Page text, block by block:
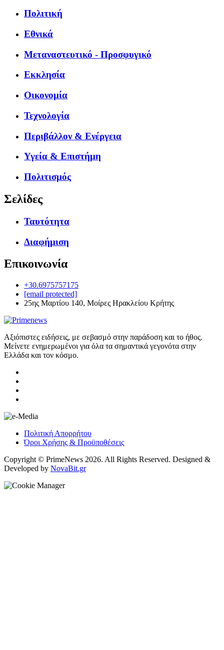
Πολιτική
Εθνικά
Μεταναστευτικό - Προσφυγικό
Εκκλησία
Οικονομία
Τεχνολογία
Περιβάλλον & Ενέργεια
Υγεία & Επιστήμη
Πολιτισμός
Σελίδες
Ταυτότητα
Διαφήμιση
Επικοινωνία
+30.6975757175
[email protected]
25ης Μαρτίου 140, Μοίρες Ηρακλείου Κρήτης
Αξιόπιστες ειδήσεις, με σεβασμό στην παράδοση και το ήθος.
Μείνετε ενημερωμένοι για όλα τα σημαντικά γεγονότα στην
Ελλάδα και τον κόσμο.
Πολιτική Απορρήτου
Όροι Χρήσης & Προϋποθέσεις
Copyright © PrimeNews 2026. All Rights Reserved. Designed &
Developed by NovaBit.gr